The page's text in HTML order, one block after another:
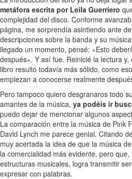
metáfora escrita por Leila Guerriero
complejidad del disco. Conforme
página, me sorprendía asintiendo ante
descripciones sobre la banda y su
llegado un momento, pensé: «Esto
después». Y así fue. Reinicié la lectura
libro resultó todavía más sólido, como
empiezan a conocerse realmente
Pero tampoco quiero desgranaros todo
amantes de la música, ya podéis ir
puedo dejar de mencionar algunos
La comparación entre la música de Pink
David Lynch me parece genial. Citando
muy acertada la idea de que la música
la comercialidad más evidente, pero
estructuras musicales, logra transmitir
expresar con palabras.